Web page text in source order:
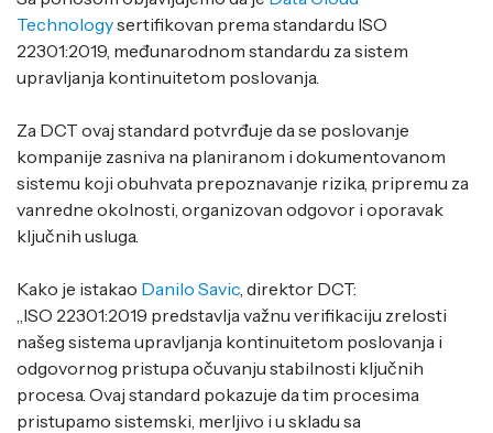
Technologysertifikovan prema standardu ISO
22301:2019, međunarodnom standardu za sistem
upravljanja kontinuitetom poslovanja.
Za DCT ovaj standard potvrđuje da se poslovanje
kompanije zasniva na planiranom i dokumentovanom
sistemu koji obuhvata prepoznavanje rizika, pripremu za
vanredne okolnosti, organizovan odgovor i oporavak
ključnih usluga.
Kako je istakao Danilo Savic , direktor DCT:
„ISO 22301:2019 predstavlja važnu verifikaciju zrelosti
našeg sistema upravljanja kontinuitetom poslovanja i
odgovornog pristupa očuvanju stabilnosti ključnih
procesa. Ovaj standard pokazuje da tim procesima
pristupamo sistemski, merljivo i u skladu sa